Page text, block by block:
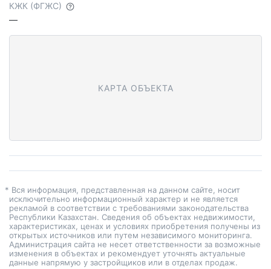
КЖК (ФГЖС)
—
КАРТА ОБЪЕКТА
* Вся информация, представленная на данном сайте, носит
исключительно информационный характер и не является
рекламой в соответствии с требованиями законодательства
Республики Казахстан. Сведения об объектах недвижимости,
характеристиках, ценах и условиях приобретения получены из
открытых источников или путем независимого мониторинга.
Администрация сайта не несет ответственности за возможные
изменения в объектах и рекомендует уточнять актуальные
данные напрямую у застройщиков или в отделах продаж.